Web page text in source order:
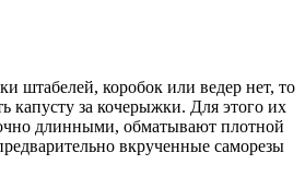
штабелей, коробок или ведер нет, то
капусту за кочерыжки. Для этого их
длинными, обматывают плотной
вкрученные саморезы